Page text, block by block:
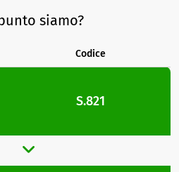
siamo?
Codice
S.821